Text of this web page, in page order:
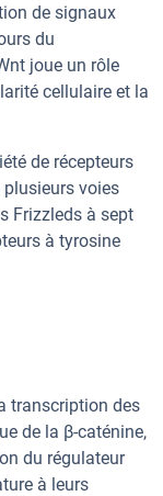
de signaux
du
joue un rôle
cellulaire et la
de récepteurs
voies
Frizzleds à sept
à tyrosine
transcription des
de la β-caténine,
du régulateur
à leurs